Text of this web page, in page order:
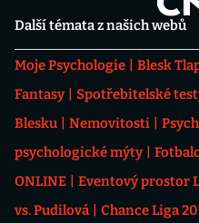
Další témata z našich webů
Moje Psychologie Blesk
Fantasy
Spotřebitelské
Blesku
Nemovitosti
psychologické mýty
ONLINE
Eventový prostor
vs. Pudilová
Chance Liga